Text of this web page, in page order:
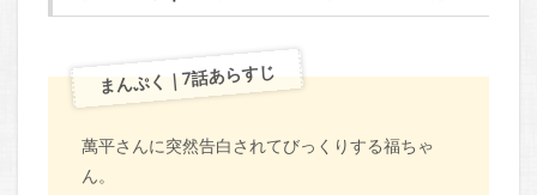
まんぷく｜7話あらすじ
萬平さんに突然告白されてびっくりする福ちゃ
ん。